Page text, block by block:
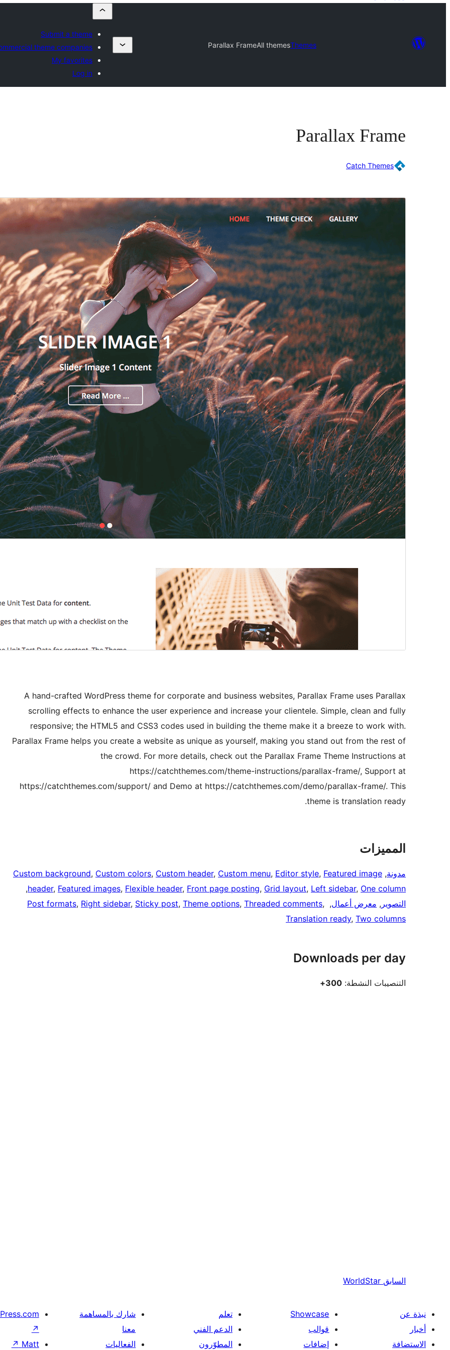
Themes
All themes
Parallax Frame
Submit a theme
theme companies
My favorites
Log in
Parallax Frame
Catch Themes
A hand-crafted WordPress theme for corporate and business websites, Parallax Frame uses Parallax
scrolling effects to enhance the user experience and increase your clientele. Simple, clean and fully
responsive; the HTML5 and CSS3 codes used in building the theme make it a breeze to work with.
Parallax Frame helps you create a website as unique as yourself, making you stand out from the rest of
the crowd. For more details, check out the Parallax Frame Theme Instructions at
https://catchthemes.com/theme-instructions/parallax-frame/, Support at
https://catchthemes.com/support/ and Demo at https://catchthemes.com/demo/parallax-frame/. This
theme is translation ready.
المميزات
مدونة,
Custom background, Custom colors, Custom header, Custom menu, Editor style, Featured image
header, Featured images, Flexible header, Front page posting, Grid layout, Left sidebar, One column
,
التصوير , معرض أعمال,
Post formats, Right sidebar, Sticky post, Theme options, Threaded comments
Translation ready, Two columns
Downloads per day
التنصيبات النشطة: 300+
السابق WorldStar
نبذة عن
أخبار
الاستضافة
Showcase
قوالب
إضافات
تعلم
الدعم الفني
المطوّرون
شارك بالمساهمة
معنا
الفعاليات
↗
Matt
↗